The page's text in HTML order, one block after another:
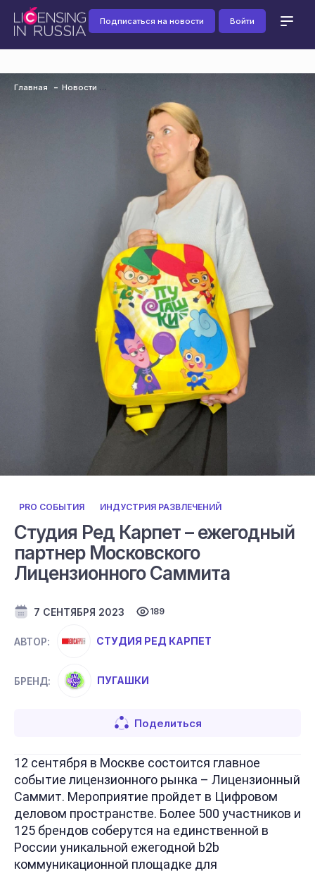
Подписаться на новости Войти
Главная Новости
PRO СОБЫТИЯ ИНДУСТРИЯ РАЗВЛЕЧЕНИЙ
Студия Ред Карпет – ежегодный
партнер Московского
Лицензионного Саммита
7 СЕНТЯБРЯ 2023 189
АВТОР: СТУДИЯ РЕД КАРПЕТ
БРЕНД: ПУГАШКИ
Поделиться
12 сентября в Москве состоится главное
событие лицензионного рынка – Лицензионный
Саммит. Мероприятие пройдет в Цифровом
деловом пространстве. Более 500 участников и
125 брендов соберутся на единственной в
России уникальной ежегодной b2b
коммуникационной площадке для